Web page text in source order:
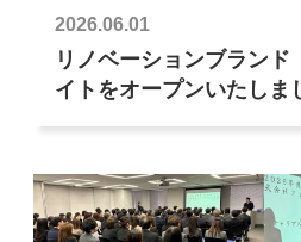
2026.06.01
リノベーションブランド
イトをオープンいたしま